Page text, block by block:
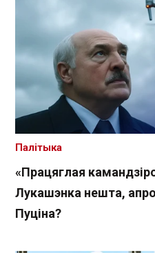
«Працяглая
Лукашэнка нешта,
Пуціна?
Палітыка